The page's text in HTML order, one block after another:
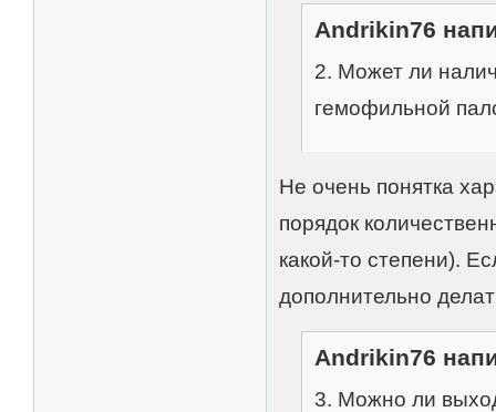
Andrikin76
2. Может ли
гемофильной
Не очень понятка
порядок
какой-то степени).
дополнительно
Andrikin76
3. Можно ли